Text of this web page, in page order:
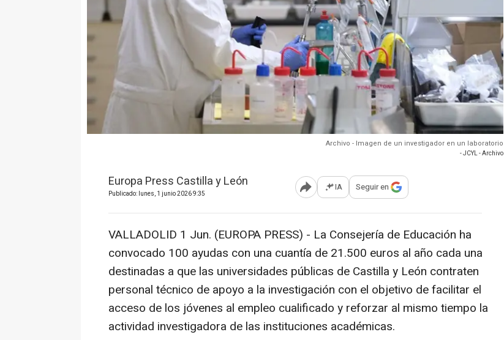
Archivo - Imagen de un investigador en un laboratorio
- JCYL - Archivo
Europa Press Castilla y León
Publicado: lunes, 1 junio 2026 9:35 Abrir opciones para compartir
IA Seguir en
VALLADOLID 1 Jun. (EUROPA PRESS) - La Consejería de Educación ha
convocado 100 ayudas con una cuantía de 21.500 euros al año cada una
destinadas a que las universidades públicas de Castilla y León contraten
personal técnico de apoyo a la investigación con el objetivo de facilitar el
acceso de los jóvenes al empleo cualificado y reforzar al mismo tiempo la
actividad investigadora de las instituciones académicas.